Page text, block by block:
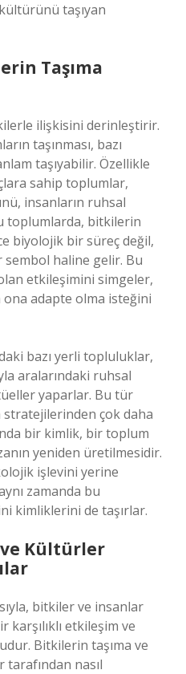
taşıyan
Taşıma
ilişkisini derinleştirir.
taşınması, bazı
taşıyabilir. Özellikle
sahip toplumlar,
insanların ruhsal
toplumlarda, bitkilerin
biyolojik bir süreç değil,
sembol haline gelir. Bu
etkileşimini simgeler,
adapte olma isteğini
bazı yerli topluluklar,
aralarındaki ruhsal
yaparlar. Bu tür
çok daha
bir kimlik, bir toplum
yeniden üretilmesidir.
işlevini yerine
zamanda bu
kimliklerini de taşırlar.
Kültürler
bitkiler ve insanlar
etkileşim ve
Bitkilerin taşıma ve
tarafından nasıl